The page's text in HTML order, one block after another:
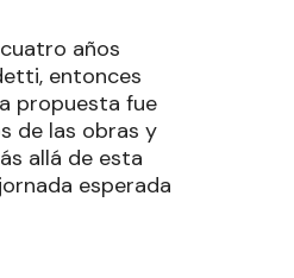
años
entonces
propuesta fue
de las obras y
allá de esta
esperada